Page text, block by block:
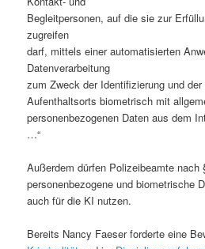
Begleitpersonen, auf die sie zur
zugreifen
darf, mittels einer automatisierten
Datenverarbeitung
zum Zweck der Identifizierung und
Aufenthaltsorts biometrisch mit
personenbezogenen Daten aus dem
…“
Außerdem dürfen Polizeibeamte nach
personenbezogene und biometrische
auch für die KI nutzen.
Bereits Nancy Faeser forderte eine